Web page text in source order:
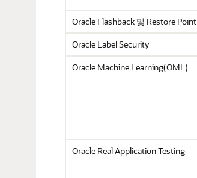
Oracle Flashback 및 Restore Point
Oracle Label Security
Oracle Machine Learning(OML)
Oracle Real Application Testing